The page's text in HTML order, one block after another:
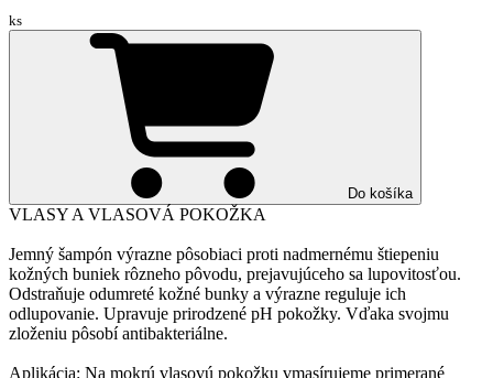
ks
Do košíka
VLASY A VLASOVÁ POKOŽKA
Jemný šampón výrazne pôsobiaci proti nadmernému štiepeniu
kožných buniek rôzneho pôvodu, prejavujúceho sa lupovitosťou.
Odstraňuje odumreté kožné bunky a výrazne reguluje ich
odlupovanie. Upravuje prirodzené pH pokožky. Vďaka svojmu
zloženiu pôsobí antibakteriálne.
Aplikácia: Na mokrú vlasovú pokožku vmasírujeme primerané